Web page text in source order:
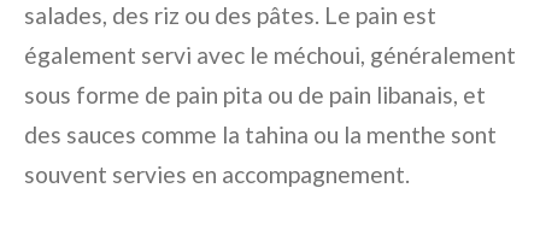
salades, des riz ou des pâtes. Le pain est
également servi avec le méchoui, généralement
sous forme de pain pita ou de pain libanais, et
des sauces comme la tahina ou la menthe sont
souvent servies en accompagnement.